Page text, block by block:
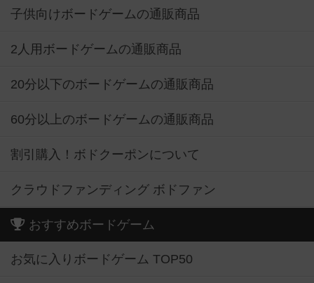
子供向けボードゲームの通販商品
2人用ボードゲームの通販商品
20分以下のボードゲームの通販商品
60分以上のボードゲームの通販商品
割引購入！ボドクーポンについて
クラウドファンディング ボドファン
おすすめボードゲーム
お気に入りボードゲーム TOP50